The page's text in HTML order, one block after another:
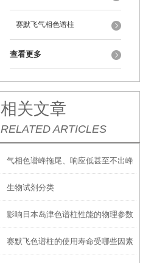
赛默飞气相色谱柱
查看更多
相关文章
RELATED ARTICLES
气相色谱峰拖尾、响应低甚至不出峰
的主要原因
生物试剂分类
影响日本岛津色谱柱性能的物理参数
是什么？又该如何保存？
赛默飞色谱柱的使用寿命受哪些因素